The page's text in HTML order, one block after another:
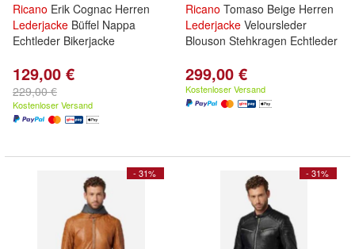
Ricano Erik Cognac Herren
Lederjacke Büffel Nappa
Echtleder Bikerjacke
129,00 €
229,00 €
Kostenloser Versand
Ricano Tomaso Beige Herren
Lederjacke Veloursleder
Blouson Stehkragen Echtleder
299,00 €
Kostenloser Versand
- 31% - 31%